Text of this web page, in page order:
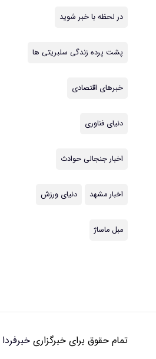
در لحظه با خبر شوید
پشت پرده زندگی سلبریتی ها
خبرهای اقتصادی
دنیای فناوری
اخبار جنجالی حوادث
اخبار مشهد دنیای ورزش
مبل ماساژ
تمام حقوق برای خبرگزاری خبرفردا